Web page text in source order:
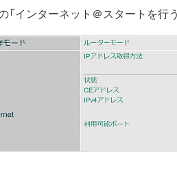
「インターネット＠スタートを